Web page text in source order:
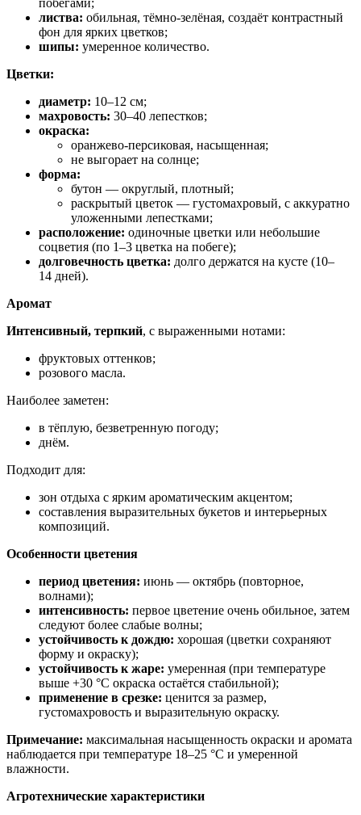
побегами;
листва: обильная, тёмно‑зелёная, создаёт контрастный
фон для ярких цветков;
шипы: умеренное количество.
Цветки:
диаметр: 10–12 см;
махровость: 30–40 лепестков;
окраска:
оранжево‑персиковая, насыщенная;
не выгорает на солнце;
форма:
бутон — округлый, плотный;
раскрытый цветок — густомахровый, с аккуратно
уложенными лепестками;
расположение: одиночные цветки или небольшие
соцветия (по 1–3 цветка на побеге);
долговечность цветка: долго держатся на кусте (10–
14 дней).
Аромат
Интенсивный, терпкий, с выраженными нотами:
фруктовых оттенков;
розового масла.
Наиболее заметен:
в тёплую, безветренную погоду;
днём.
Подходит для:
зон отдыха с ярким ароматическим акцентом;
составления выразительных букетов и интерьерных
композиций.
Особенности цветения
период цветения: июнь — октябрь (повторное,
волнами);
интенсивность: первое цветение очень обильное, затем
следуют более слабые волны;
устойчивость к дождю: хорошая (цветки сохраняют
форму и окраску);
устойчивость к жаре: умеренная (при температуре
выше +30 °C окраска остаётся стабильной);
применение в срезке: ценится за размер,
густомахровость и выразительную окраску.
Примечание: максимальная насыщенность окраски и аромата
наблюдается при температуре 18–25 °C и умеренной
влажности.
Агротехнические характеристики